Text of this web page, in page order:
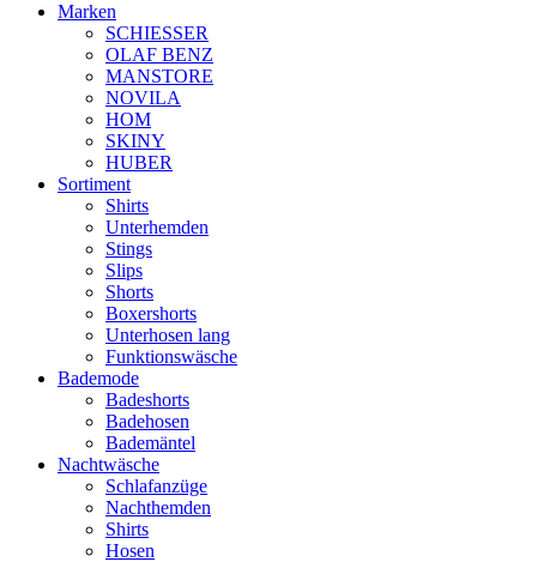
Marken
SCHIESSER
OLAF BENZ
MANSTORE
NOVILA
HOM
SKINY
HUBER
Sortiment
Shirts
Unterhemden
Stings
Slips
Shorts
Boxershorts
Unterhosen lang
Funktionswäsche
Bademode
Badeshorts
Badehosen
Bademäntel
Nachtwäsche
Schlafanzüge
Nachthemden
Shirts
Hosen